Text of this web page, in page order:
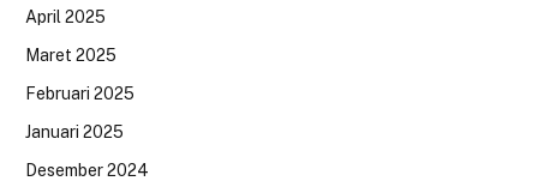
April 2025
Maret 2025
Februari 2025
Januari 2025
Desember 2024